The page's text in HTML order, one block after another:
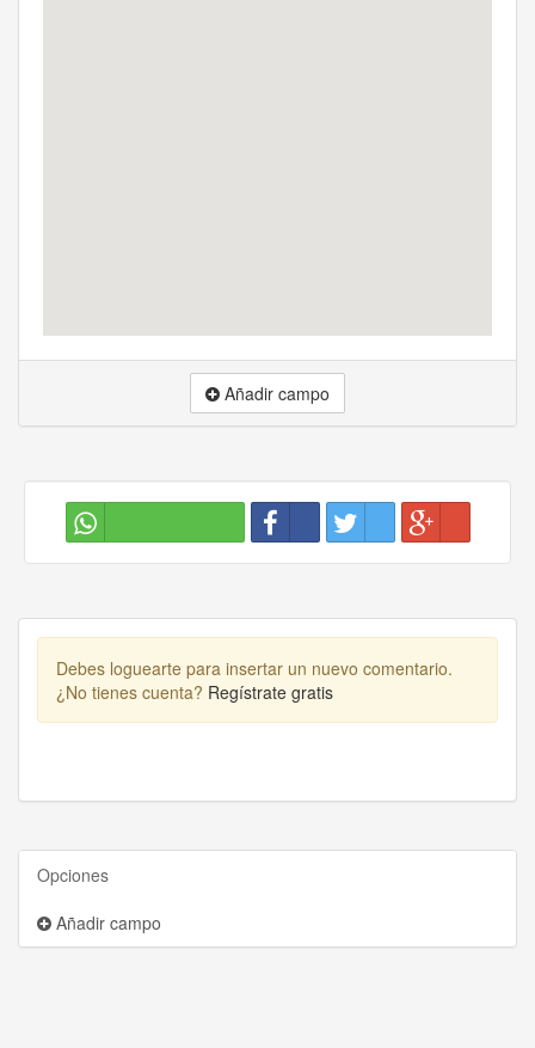
Añadir campo
Debes loguearte para insertar un nuevo comentario.
¿No tienes cuenta? Regístrate gratis
Opciones
Añadir campo